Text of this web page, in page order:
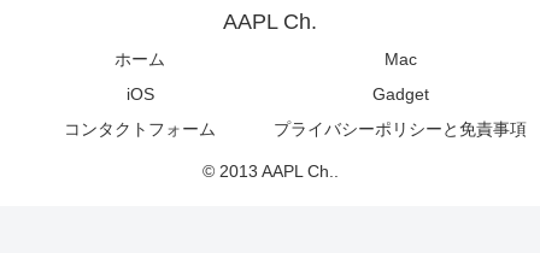
AAPL Ch.
ホーム
Mac
iOS
Gadget
コンタクトフォーム
プライバシーポリシーと免責事項
© 2013 AAPL Ch..